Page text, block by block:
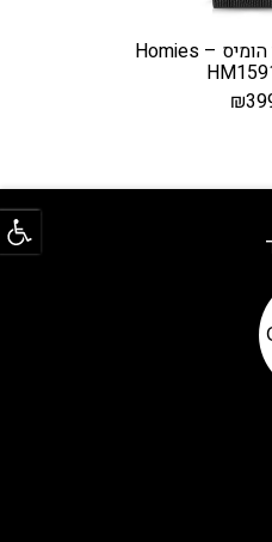
שעון יד לגבר הומיס – Homies
₪